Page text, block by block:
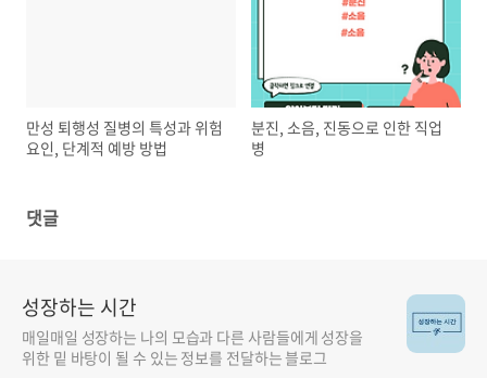
만성 퇴행성 질병의 특성과 위험
요인, 단계적 예방 방법
분진, 소음, 진동으로 인한 직업
병
댓글
성장하는 시간
매일매일 성장하는 나의 모습과 다른 사람들에게 성장을
위한 밑 바탕이 될 수 있는 정보를 전달하는 블로그